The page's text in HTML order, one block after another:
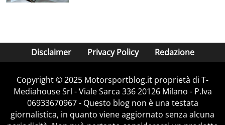
Disclaimer Privacy Policy Redazione
Copyright © 2025 Motorsportblog.it proprietà di T-
Mediahouse Srl - Viale Sarca 336 20126 Milano - P.Iva
06933670967 - Questo blog non è una testata
giornalistica, in quanto viene aggiornato senza alcuna